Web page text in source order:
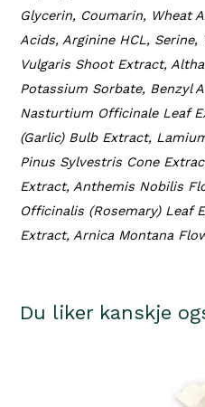
Glycerin, Coumarin, Wheat
Acids, Arginine HCL, Serine,
Vulgaris Shoot Extract,
Potassium Sorbate, Benzyl
Nasturtium Officinale Leaf
(Garlic) Bulb Extract,
Pinus Sylvestris Cone
Extract, Anthemis Nobilis
Officinalis (Rosemary) Leaf
Extract, Arnica Montana
Du liker kanskje